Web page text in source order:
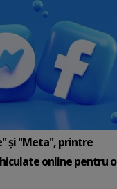
şi ''Meta'', printre
online pentru o